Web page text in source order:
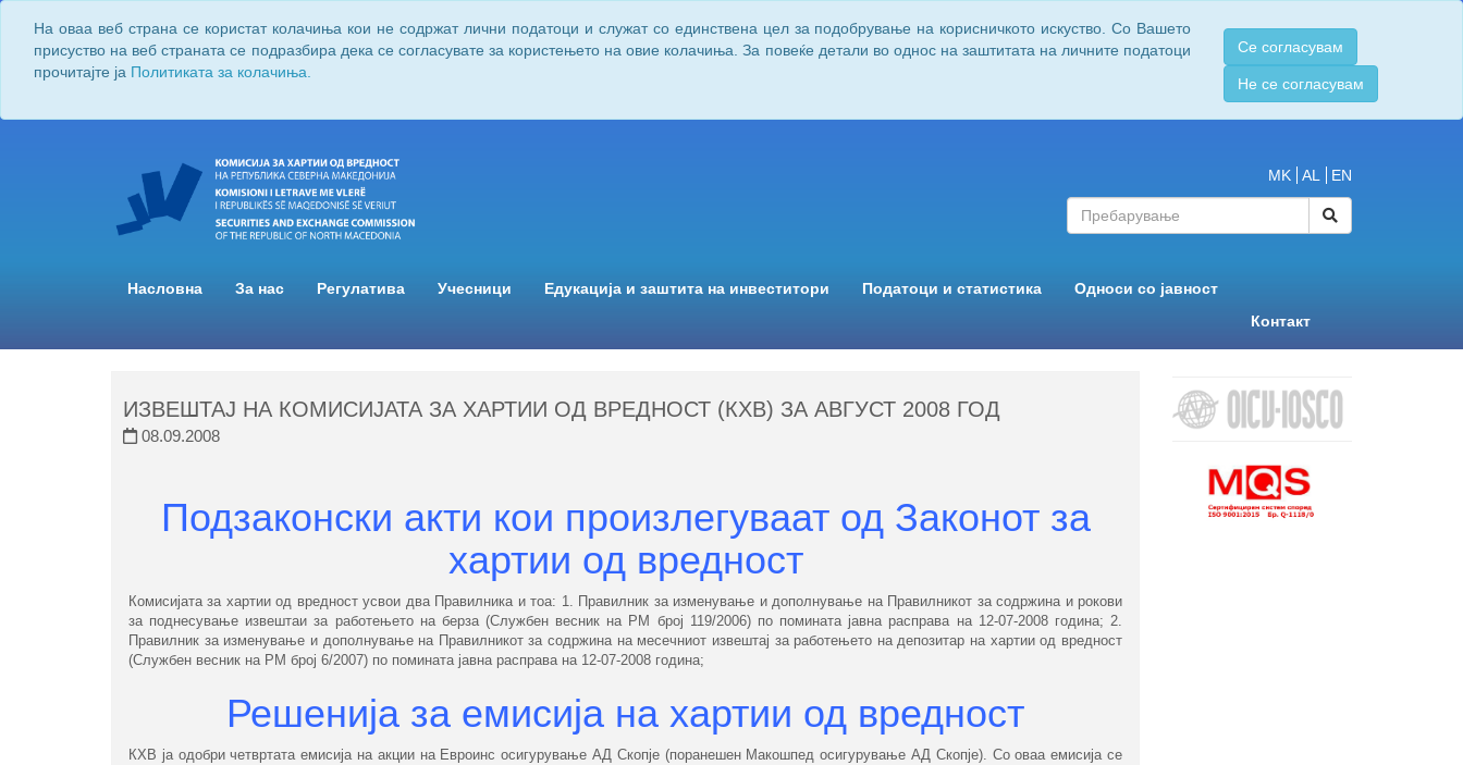
На оваа веб страна се користат колачиња кои не содржат лични податоци и служат со единствена цел за подобрување на корисничкото искуство. Со Вашето
присуство на веб страната се подразбира дека се согласувате за користењето на овие колачиња. За повеќе детали во однос на заштитата на личните податоци
прочитајте ја Политиката за колачиња.
Се согласувам
Не се согласувам
MK AL EN
Насловна За нас Регулатива Учесници Едукација и заштита на инвеститори Податоци и статистика
Односи со јавност
Контакт
ИЗВЕШТАЈ НА КОМИСИЈАТА ЗА ХАРТИИ ОД ВРЕДНОСТ (КХВ) ЗА АВГУСТ 2008 ГОД
08.09.2008
Подзаконски акти кои произлегуваат од Законот за
хартии од вредност
Комисијата за хартии од вредност усвои два Правилника и тоа: 1. Правилник за изменување и дополнување на Правилникот за содржина и рокови
за поднесување извештаи за работењето на берза (Службен весник на РМ број 119/2006) по помината јавна расправа на 12-07-2008 година; 2.
Правилник за изменување и дополнување на Правилникот за содржина на месечниот извештај за работењето на депозитар на хартии од вредност
(Службен весник на РМ број 6/2007) по помината јавна расправа на 12-07-2008 година;
Решенија за емисиja на хартии од вредност
КХВ ја одобри четвртата емисија на акции на Евроинс осигурување АД Скопје (поранешен Макошпед осигурување АД Скопје). Со оваа емисија се